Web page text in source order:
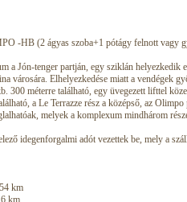
-HB (2 ágyas szoba+1 pótágy felnott vagy
a Jón-tenger partján, egy sziklán
városára. Elhelyezkedése miatt a vendégek
300 méterre található, egy üvegezett lifttel
a Le Terrazze rész a középső, az
melyek a komplexum mindhárom
idegenforgalmi adót vezettek be, mely a
km
km